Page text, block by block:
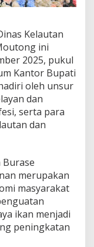
Kelautan
ini
2025, pukul
Kantor Bupati
oleh unsur
dan
serta para
dan
Burase
merupakan
masyarakat
ikan menjadi
peningkatan